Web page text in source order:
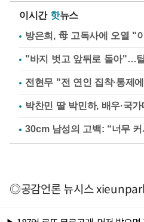
이시간 핫뉴스
방은희, 母 고독사에 오열 "
"바지 벗고 앞뒤로 돌아"…
전현무 "전 연인 집착·통제
박찬민 딸 박민하, 배우·국
◎공감언론 뉴시스